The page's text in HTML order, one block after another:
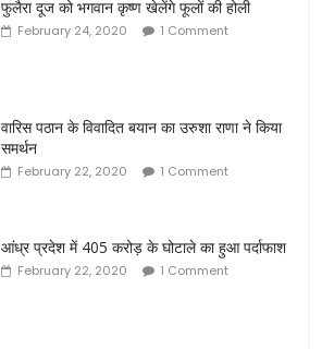
फुलैरा दूज को भगवान कृष्ण खेलेंगे फूलों की होली
February 24, 2020 1 Comment
वारिस पठान के विवादित बयान का उरुशा राणा ने किया
समर्थन
February 22, 2020 1 Comment
आंध्र प्रदेश में 405 करोड़ के घोटाले का हुआ पर्दाफाश
February 22, 2020 1 Comment